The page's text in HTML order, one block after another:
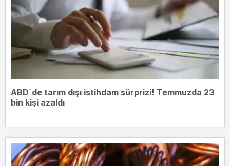
ABD`de tarım dışı istihdam sürprizi! Temmuzda 23
bin kişi azaldı